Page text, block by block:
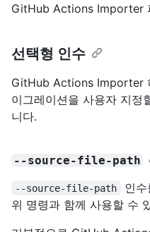
GitHub Actions Importer
선택형 인수
GitHub Actions Importer
이그레이션을 사용자 지정
니다.
--source-file-path
--source-file-path 인수
위 명령과 함께 사용할 수